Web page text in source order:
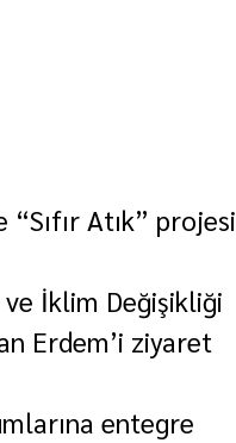
Atık” projesi
ve İklim Değişikliği
Erdem’i ziyaret
entegre